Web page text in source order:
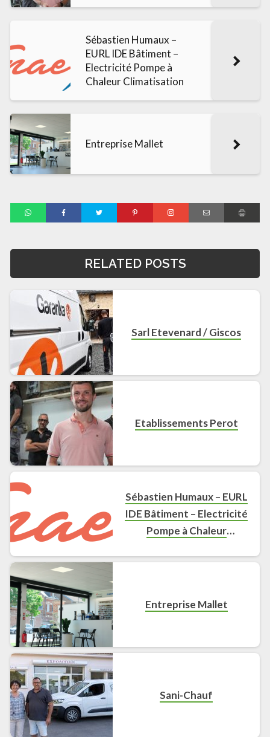
Sébastien Humaux –
EURL IDE Bâtiment –
Electricité Pompe à
Chaleur Climatisation
Entreprise Mallet
RELATED POSTS
Sarl Etevenard / Giscos
Etablissements Perot
Sébastien Humaux – EURL
IDE Bâtiment – Electricité
Pompe à Chaleur
Entreprise Mallet
Sani-Chauf